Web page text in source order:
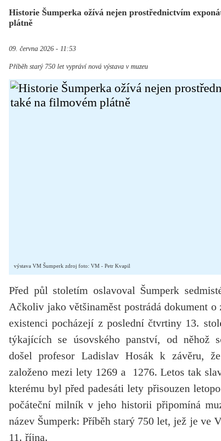
Historie Šumperka ožívá nejen prostřednictvím
plátně
09. června 2026 - 11:53
Příběh starý 750 let vypráví nová výstava v muzeu
výstava VM Šumperk zdroj foto: VM - Petr Kvapil
Před půl stoletím oslavoval Šumperk
Ačkoliv jako většinaměst postrádá dokument
existenci pocházejí z poslední čtvrtiny 13.
týkajících se úsovského panství, od něhož
došel profesor Ladislav Hosák k závěru,
založeno mezi lety 1269 a 1276. Letos tak
kterému byl před padesáti lety přisouzen
počáteční milník v jeho historii připomíná
název Šumperk: Příběh starý 750 let, jež je ve
11. října.